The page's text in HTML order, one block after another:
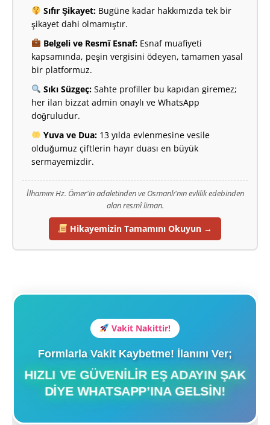
Sıfır Şikayet:Bugüne kadar hakkımızda tek bir
şikayet dahi olmamıştır.
Belgeli ve Resmî Esnaf:Esnaf muafiyeti
kapsamında, peşin vergisini ödeyen, tamamen yasal
bir platformuz.
Sıkı Süzgeç:Sahte profiller bu kapıdan giremez;
her ilan bizzat admin onaylı ve WhatsApp
doğruludur.
Yuva ve Dua:13 yılda evlenmesine vesile
olduğumuz çiftlerin hayır duası en büyük
sermayemizdir.
İlhamını Hz. Ömer'in adaletinden ve Osmanlı'nın evlilik edebinden
alan resmî liman.
Hikayemizin Tamamını Okuyun →
Vakit Nakittir!
Formlarla Vakit Kaybetme! İlanını Ver;
HIZLI VE GÜVENILIR EŞ ADAYIN ŞAK
DIYE WHATSAPP’INA GELSIN!